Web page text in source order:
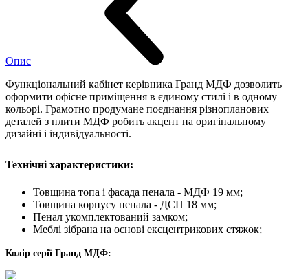
Опис
Функціональний кабінет керівника Гранд МДФ дозволить
оформити офісне приміщення в єдиному стилі і в одному
кольорі. Грамотно продумане поєднання різнопланових
деталей з плити МДФ робить акцент на оригінальному
дизайні і індивідуальності.
Технічні характеристики:
Товщина топа і фасада пенала - МДФ 19 мм;
Товщина корпусу пенала - ДСП 18 мм;
Пенал укомплектований замком;
Меблі зібрана на основі ексцентрикових стяжок;
Колір серії Гранд МДФ: